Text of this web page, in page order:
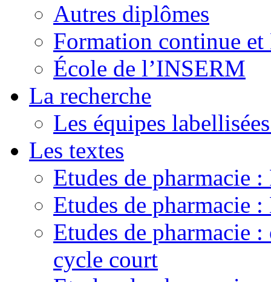
Autres diplômes
Formation continue et
École de l’INSERM
La recherche
Les équipes
Les textes
Etudes de pharmacie :
Etudes de pharmacie
Etudes de pharmacie
cycle court